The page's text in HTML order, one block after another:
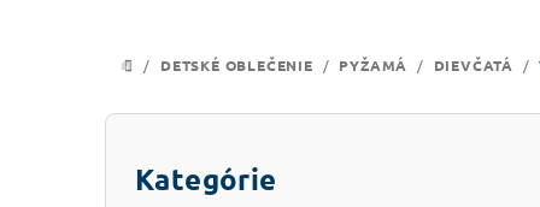
DOMOV
/ DETSKÉ OBLEČENIE / PYŽAMÁ / DIEVČATÁ /
B
Preskočiť
Kategórie